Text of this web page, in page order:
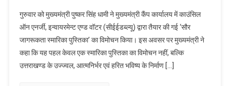
गुरुवार को मुख्यमंत्री पुष्कर सिंह धामी ने मुख्यमंत्री कैंप कार्यालय में काउंसिल
ऑन एनर्जी, इन्वायरमेन्ट एण्ड वॉटर (सीईईडब्ल्यू) द्वारा तैयार की गई ‘सौर
जागरूकता स्मारिका पुस्तिका’ का विमोचन किया। इस अवसर पर मुख्यमंत्री ने
कहा कि यह पहल केवल एक स्मारिका पुस्तिका का विमोचन नहीं, बल्कि
उत्तराखण्ड के उज्ज्वल, आत्मनिर्भर एवं हरित भविष्य के निर्माण […]